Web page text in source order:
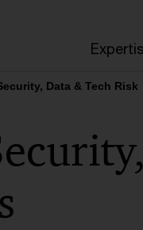
Data & Tech Risk